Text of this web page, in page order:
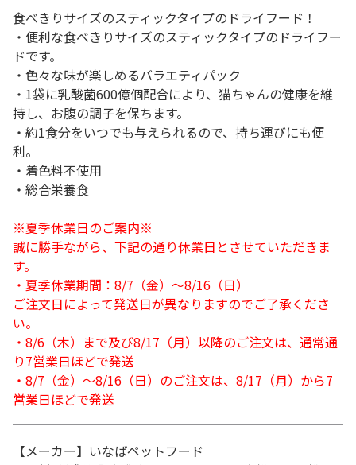
食べきりサイズのスティックタイプのドライフード！
・便利な食べきりサイズのスティックタイプのドライフー
ドです。
・色々な味が楽しめるバラエティパック
・1袋に乳酸菌600億個配合により、猫ちゃんの健康を維
持し、お腹の調子を保ちます。
・約1食分をいつでも与えられるので、持ち運びにも便
利。
・着色料不使用
・総合栄養食
※夏季休業日のご案内※
誠に勝手ながら、下記の通り休業日とさせていただきま
す。
・夏季休業期間：8/7（金）～8/16（日）
ご注文日によって発送日が異なりますのでご了承くださ
い。
・8/6（木）まで及び8/17（月）以降のご注文は、通常通
り7営業日ほどで発送
・8/7（金）～8/16（日）のご注文は、8/17（月）から7
営業日ほどで発送
【メーカー】いなばペットフード